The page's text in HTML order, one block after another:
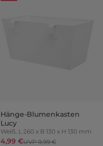
Hänge-Blumenkasten
Lucy
Weiß, L 260 x B 130 x H 130 mm
4,99 €UVP 9,99 €